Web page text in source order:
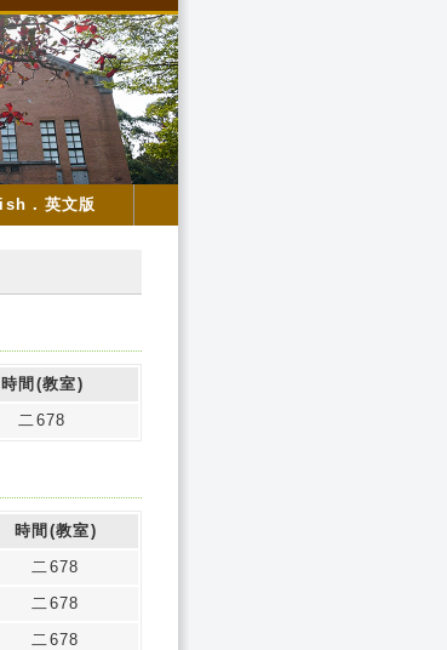
．英文版
時間(教室)
二678
時間(教室)
二678
二678
二678